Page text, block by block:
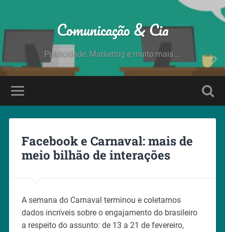
Comunicação & Cia
Publicidade, Marketing e muito mais....
Facebook e Carnaval: mais de
meio bilhão de interações
A semana do Carnaval terminou e coletamos
dados incríveis sobre o engajamento do brasileiro
a respeito do assunto: de 13 a 21 de fevereiro,